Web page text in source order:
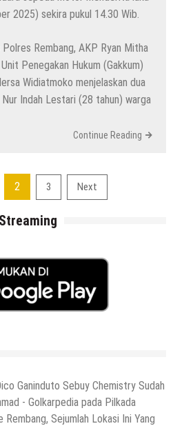
2025) sekira pukul 14.30 Wib.
Rembang, AKP Ryan Mitha
Penegakan Hukum (Gakkum)
Widiatmoko menjelaskan dua
Indah Lestari (28 tahun) warga
Continue Reading
2 3 Next
Ganinduto Sebuy Chemistry Sudah
- Golkarpedia pada Pilkada
Sejumlah Lokasi Ini Yang